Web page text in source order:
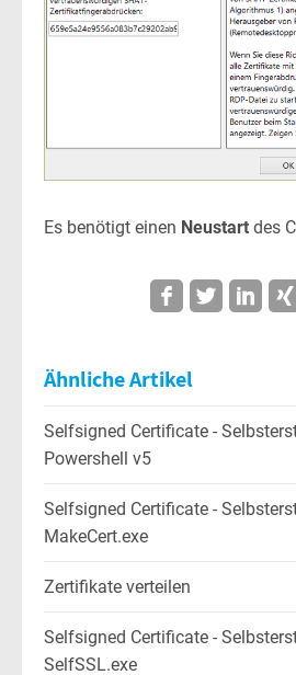
Es benötigt einen Neustart des
Ähnliche Artikel
Selfsigned Certificate -
Powershell v5
Selfsigned Certificate -
MakeCert.exe
Zertifikate verteilen
Selfsigned Certificate -
SelfSSL.exe